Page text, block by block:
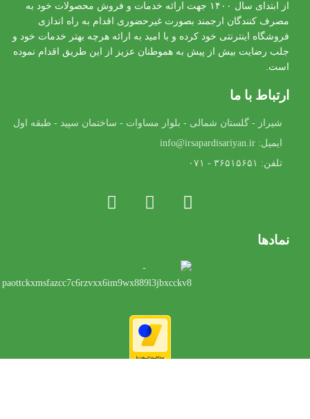
از ابتدای سال ۱۴۰۰ جهت ارائه خدمات و فروش محصولات خود به
مصرف کنندگان ارجمند بصورت غیرحضوری اقدام به راه اندازی
فروشگاه اینترنتی خود کرده و با امید به ارائه هرچه بهتر خدمات خود و
جلب رضایت بیش از پیش به هموطنان عزیز از این طریق اقدام نموده
است.
ارتباط با ما
شیراز - گلستان شمالی - بلوار مساوات - ساختمان سپید - طبقه اول
ایمیل: info@irsapardisariyan.ir
تلفن: ۳۶۵۱۵۶۵۱ - ۰۷۱
نمادها